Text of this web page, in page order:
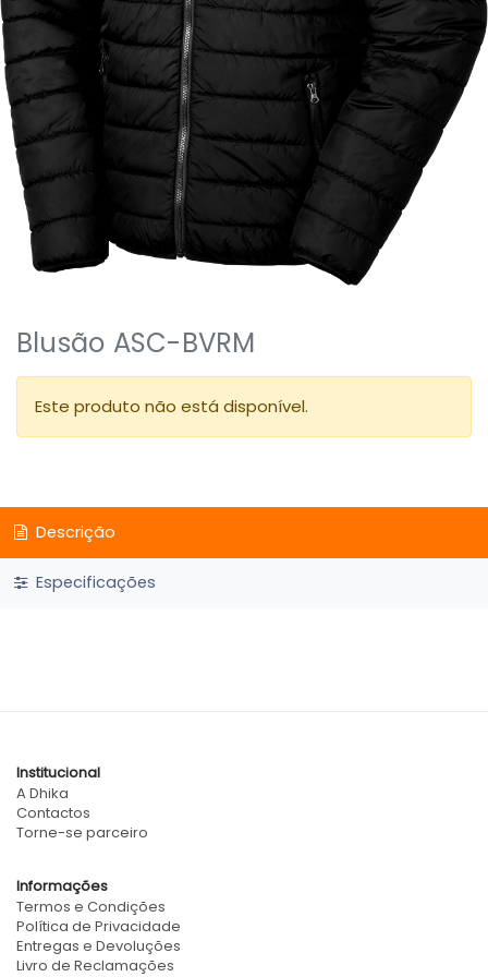
Blusão ASC-BVRM
Este produto não está disponível.
Descrição
Especificações
Institucional
A Dhika
Contactos
Torne-se parceiro
Informações
Termos e Condições
Política de Privacidade
Entregas e Devoluções
Livro de Reclamações